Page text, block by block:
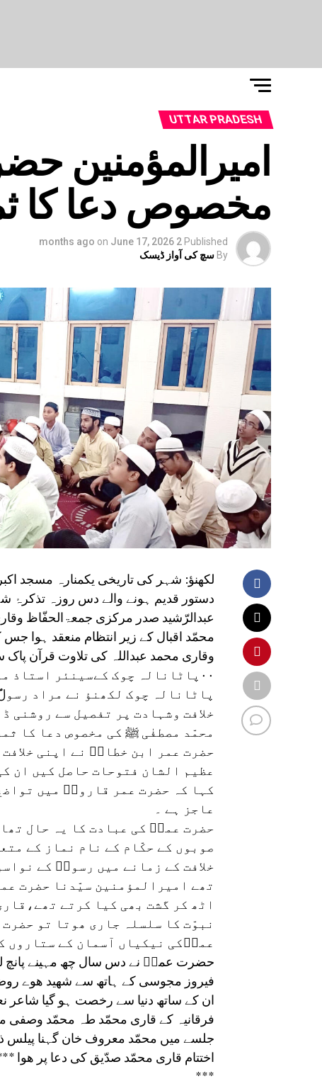
UTTAR PRADESH
مخصوص دعا کا
Published
2 months ago
on June 17, 2026
By سچ کی آواز ڈیسک
لکھنؤ: شہر کی تاریخی یکمنارہ
دستور قدیم ہونے والے دس روزہ تذکرۂ
عبدالرّشید صدر مرکزی جمعۃالحفّاظ
محمّد اقبال کے زیر انتظام منعقد ہوا
وقاری محمد عبداللہ کی تلاوت قرآن
۰۰پاٹانالہ چوک کےسینئر
پاٹانالہ چوک لکھنؤ نے مراد
خلافت وشہادت پر تفصیل سے روشنی
محمّد مصطفٰی ﷺ کی مخصوص دعا کا
حضرت عمر ابن خطابؓ نے اپنی
عظیم الشان فتوحات حاصل کیں ان
کہا کہ حضرت عمر قاروقؓ میں
عاجز ہے ۔
حضرت عمرؓ کی عبادت کا یہ حال
صوبوں کے حکّام کے نام نماز کے
خلافت کے زمانے میں رسولؐ کے
تھے امیرالمؤمنین سیّدنا حضرت
اٹھ کر گشت بھی کیا کرتے
نبوّت کا سلسلہ جاری ھوتا تو
عمرؓکی نیکیاں آسمان کے ستاروں
حضرت عمرؓ نے دس سال چھ مہینے پانچ
فیروز مجوسی کے ہاتھ سے شھید ھوے
ان کے ساتھ دنیا سے رخصت ہو گیا شاعر
فرقانیہ کے قاری محمّد طہ محمّد وصفی
جلسے میں محمّد معروف خان گہنا پیلس
اختتام قاری محمّد صدّیق کی دعا پر ھوا
***